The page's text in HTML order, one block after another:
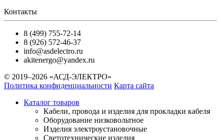
Контакты
8 (499) 755-72-14
8 (926) 572-46-37
info@asdelectro.ru
akitenergo@yandex.ru
© 2019–2026 «АСД-ЭЛЕКТРО»
Политика конфиденциальности Карта сайта
Каталог товаров
Кабели, провода и изделия для прокладки кабеля
Оборудование низковольтное
Изделия электроустановочные
Светотехнические изделия